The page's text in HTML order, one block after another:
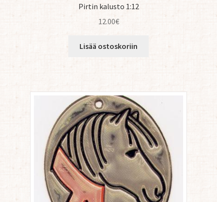
Pirtin kalusto 1:12
12.00€
Lisää ostoskoriin